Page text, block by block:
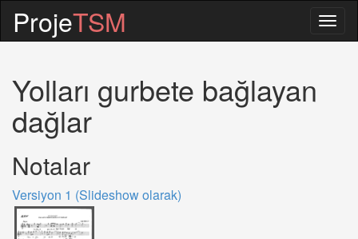
ProjeTSM
Yolları gurbete bağlayan
dağlar
Notalar
Versiyon 1 (Slideshow olarak)